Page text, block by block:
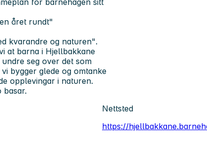
året rundt"
kvarandre og naturen".
at barna i Hjellbakkane
seg over det som
bygger glede og omtanke
opplevingar i naturen.
basar.
Nettsted
https://